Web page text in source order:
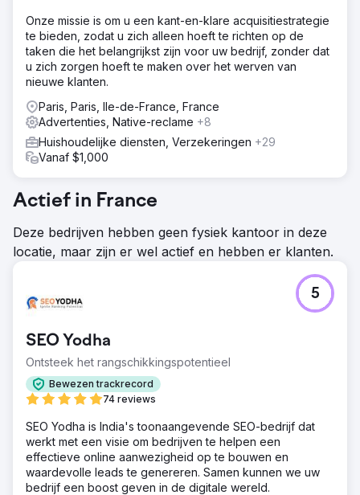
Onze missie is om u een kant-en-klare acquisitiestrategie
te bieden, zodat u zich alleen hoeft te richten op de
taken die het belangrijkst zijn voor uw bedrijf, zonder dat
u zich zorgen hoeft te maken over het werven van
nieuwe klanten.
Paris, Paris, Ile-de-France, France
Advertenties, Native-reclame +8
Huishoudelijke diensten, Verzekeringen +29
Vanaf $1,000
Actief in France
Deze bedrijven hebben geen fysiek kantoor in deze
locatie, maar zijn er wel actief en hebben er klanten.
SEO Yodha
Ontsteek het rangschikkingspotentieel
Bewezen trackrecord
74 reviews
5
SEO Yodha is India's toonaangevende SEO-bedrijf dat
werkt met een visie om bedrijven te helpen een
effectieve online aanwezigheid op te bouwen en
waardevolle leads te genereren. Samen kunnen we uw
bedrijf een boost geven in de digitale wereld.